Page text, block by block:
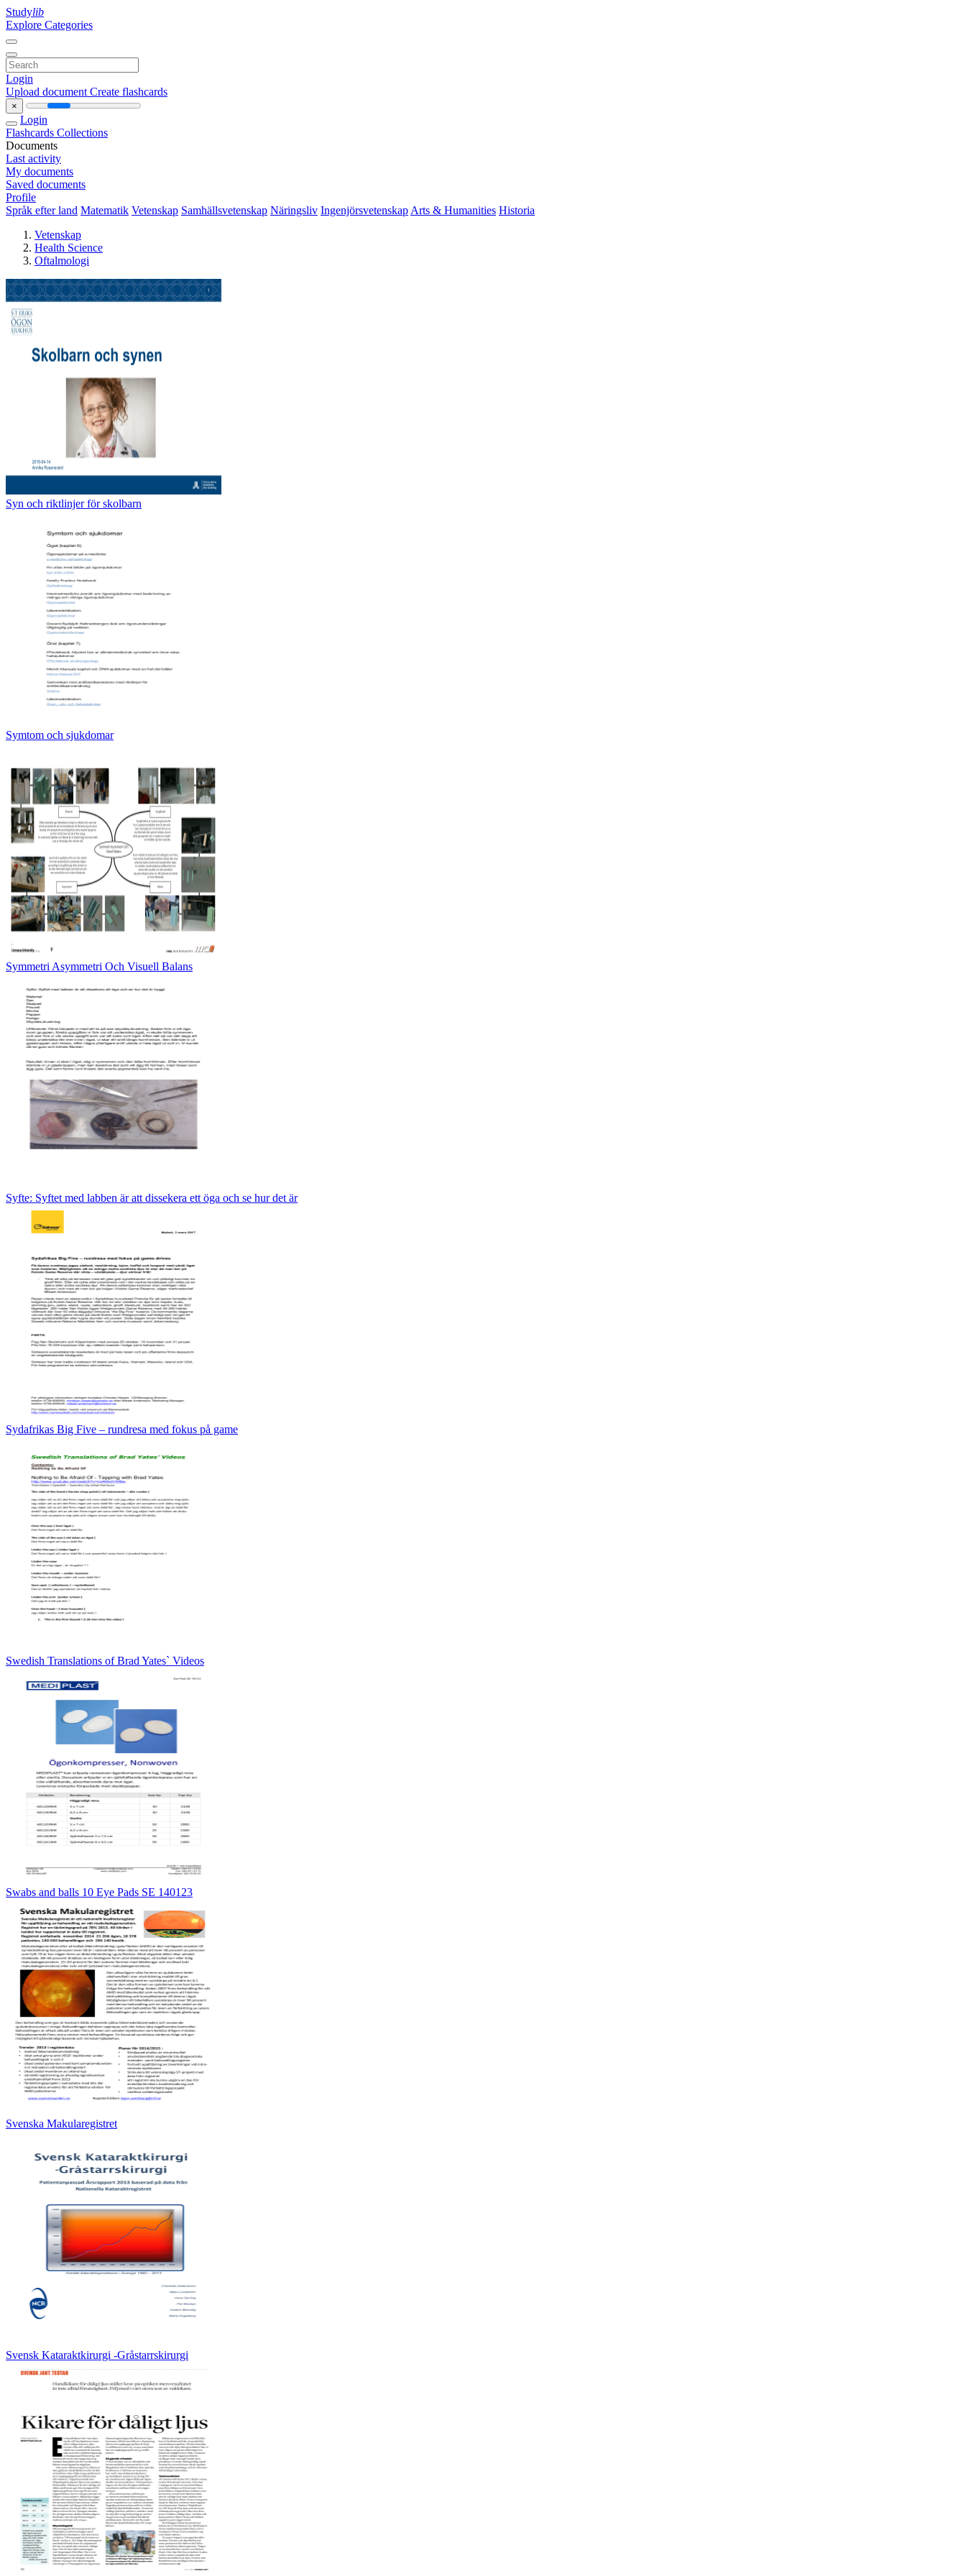
Studylib
Explore Categories
Login
Upload document Create flashcards
×
Login
Flashcards Collections
Documents
Last activity
My documents
Saved documents
Profile
Språk efter land Matematik Vetenskap Samhällsvetenskap Näringsliv Ingenjörsvetenskap Arts & Humanities Historia
Vetenskap
Health Science
Oftalmologi
Syn och riktlinjer för skolbarn
Symtom och sjukdomar
Symmetri Asymmetri Och Visuell Balans
Syfte: Syftet med labben är att dissekera ett öga och se hur det är
Sydafrikas Big Five – rundresa med fokus på game
Swedish Translations of Brad Yates` Videos
Swabs and balls 10 Eye Pads SE 140123
Svenska Makularegistret
Svensk Kataraktkirurgi -Gråstarrskirurgi